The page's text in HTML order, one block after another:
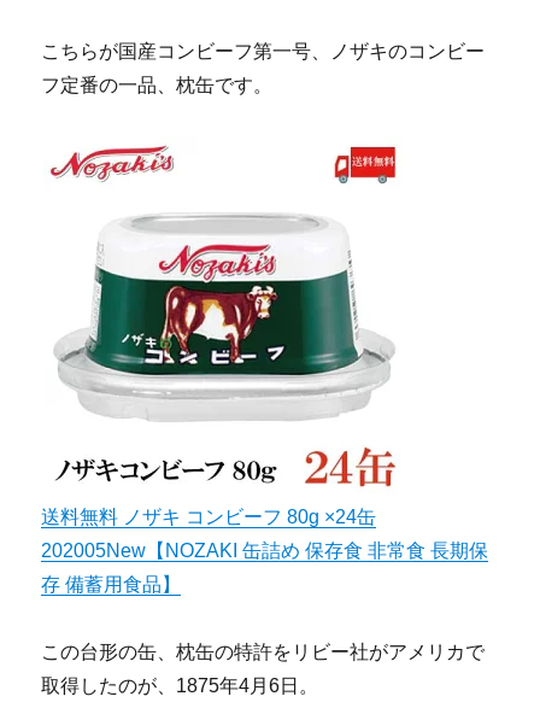
こちらが国産コンビーフ第一号、ノザキのコンビー
フ定番の一品、枕缶です。
送料無料 ノザキ コンビーフ 80g ×24缶
202005New【NOZAKI 缶詰め 保存食 非常食 長期保
存 備蓄用食品】
この台形の缶、枕缶の特許をリビー社がアメリカで
取得したのが、1875年4月6日。